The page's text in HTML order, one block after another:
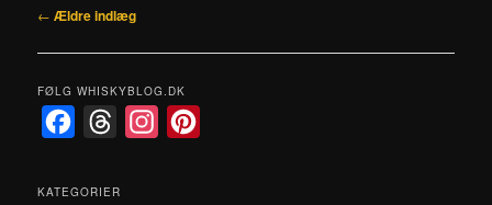
Indlægsnavigation
← Ældre indlæg
FØLG WHISKYBLOG.DK
c
r
KATEGORIER